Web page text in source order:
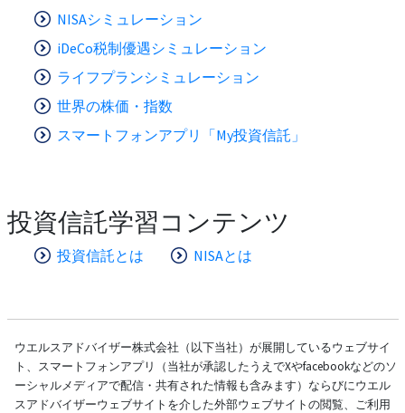
NISAシミュレーション
iDeCo税制優遇シミュレーション
ライフプランシミュレーション
世界の株価・指数
スマートフォンアプリ「My投資信託」
投資信託学習コンテンツ
投資信託とは NISAとは
ウエルスアドバイザー株式会社（以下当社）が展開しているウェブサイ
ト、スマートフォンアプリ（当社が承認したうえでXやfacebookなどのソ
ーシャルメディアで配信・共有された情報も含みます）ならびにウエル
スアドバイザーウェブサイトを介した外部ウェブサイトの閲覧、ご利用